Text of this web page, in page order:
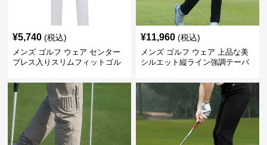
¥5,740 (税込)
メンズ ゴルフ ウェア センター
プレス入りスリムフィットゴル
¥11,960 (税込)
メンズ ゴルフ ウェア 上品な美
シルエット縦ライン強調テーパ